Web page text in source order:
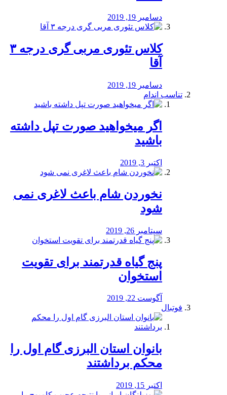
دسامبر 19, 2019
کلاس تئوری مربی گری درجه ۳
آقا
دسامبر 19, 2019
تناسب اندام
اگر میخواهید صورت تپل داشته
باشید
اکتبر 3, 2019
نخوردن شام باعث لاغری نمی
‌شود
سپتامبر 26, 2019
پنج گیاه قدرتمند برای تقویت
استخوان
آگوست 22, 2019
فوتبال
بانوان استان البرزی گام اول را
محكم برداشتند
اکتبر 15, 2019